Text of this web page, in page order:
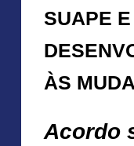
SUAPE
ÀS
Acordo